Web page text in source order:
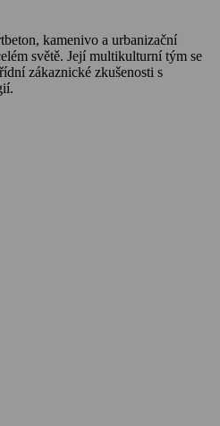
kamenivo a urbanizační
světě. Její multikulturní tým se
zákaznické zkušenosti s